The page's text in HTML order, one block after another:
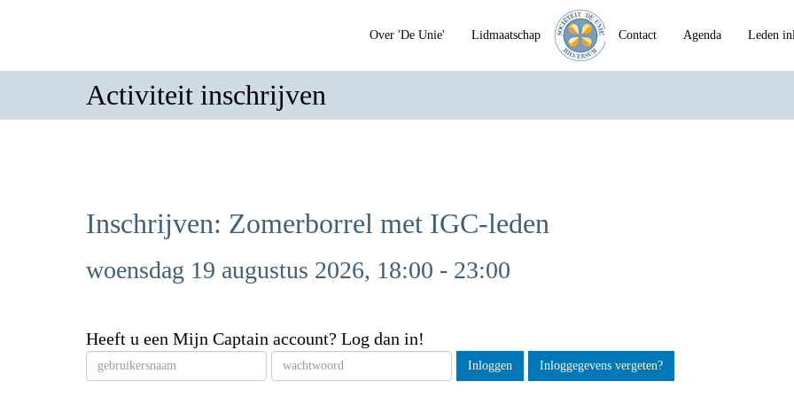
Over 'De Unie' Lidmaatschap Contact Agenda Leden
Activiteit inschrijven
Inschrijven: Zomerborrel met IGC-leden
woensdag 19 augustus 2026, 18:00 - 23:00
Heeft u een Mijn Captain account? Log dan in!
Inloggen Inloggegevens vergeten?